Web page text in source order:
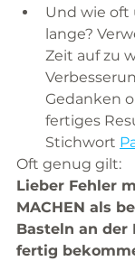
Und wie oft
lange?
Zeit auf zu
Gedanken
fertiges
Stichwort
Oft genug gilt:
Lieber Fehler
MACHEN als
Basteln an
fertig